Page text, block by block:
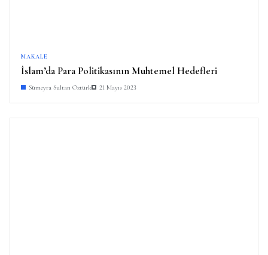
MAKALE
İslam’da Para Politikasının Muhtemel Hedefleri
Sümeyra Sultan Öztürk 21 Mayıs 2023